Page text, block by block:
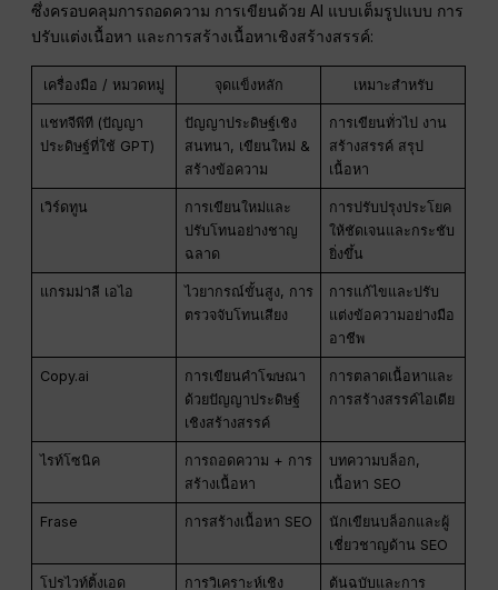
ซึ่งครอบคลุมการถอดความ การเขียนด้วย AI แบบเต็มรูปแบบ การ
ปรับแต่งเนื้อหา และการสร้างเนื้อหาเชิงสร้างสรรค์:
เครื่องมือ / หมวดหมู่ จุดแข็งหลัก เหมาะสำหรับ
แชทจีพีที (ปัญญา
ประดิษฐ์ที่ใช้ GPT)
ปัญญาประดิษฐ์เชิง
สนทนา, เขียนใหม่ &
สร้างข้อความ
การเขียนทั่วไป งาน
สร้างสรรค์ สรุป
เนื้อหา
เวิร์ดทูน
การเขียนใหม่และ
ปรับโทนอย่างชาญ
ฉลาด
การปรับปรุงประโยค
ให้ชัดเจนและกระชับ
ยิ่งขึ้น
แกรมม่าลี เอไอ
ไวยากรณ์ขั้นสูง, การ
ตรวจจับโทนเสียง
การแก้ไขและปรับ
แต่งข้อความอย่างมือ
อาชีพ
Copy.ai
การเขียนคำโฆษณา
ด้วยปัญญาประดิษฐ์
เชิงสร้างสรรค์
การตลาดเนื้อหาและ
การสร้างสรรค์ไอเดีย
ไรท์โซนิค
การถอดความ + การ
สร้างเนื้อหา
บทความบล็อก,
เนื้อหา SEO
Frase การสร้างเนื้อหา SEO
นักเขียนบล็อกและผู้
เชี่ยวชาญด้าน SEO
โปรไวท์ติ้งเอด
การวิเคราะห์เชิง
ต้นฉบับและการ